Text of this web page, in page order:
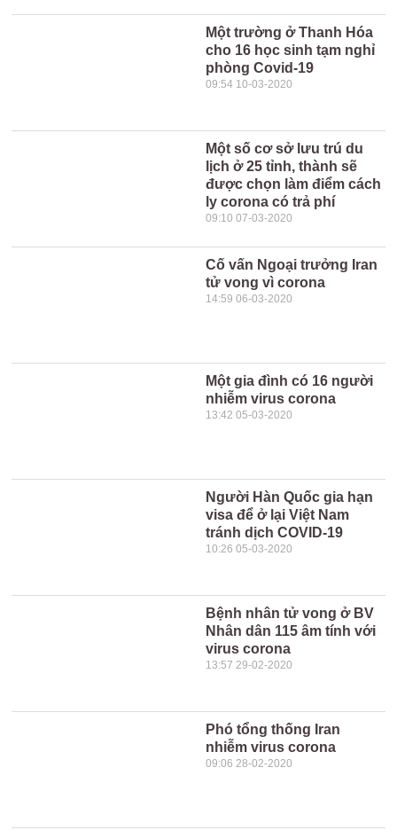
Một trường ở Thanh Hóa
cho 16 học sinh tạm nghỉ
phòng Covid-19
09:54 10-03-2020
Một số cơ sở lưu trú du
lịch ở 25 tỉnh, thành sẽ
được chọn làm điểm cách
ly corona có trả phí
09:10 07-03-2020
Cố vấn Ngoại trưởng Iran
tử vong vì corona
14:59 06-03-2020
Một gia đình có 16 người
nhiễm virus corona
13:42 05-03-2020
Người Hàn Quốc gia hạn
visa để ở lại Việt Nam
tránh dịch COVID-19
10:26 05-03-2020
Bệnh nhân tử vong ở BV
Nhân dân 115 âm tính với
virus corona
13:57 29-02-2020
Phó tổng thống Iran
nhiễm virus corona
09:06 28-02-2020